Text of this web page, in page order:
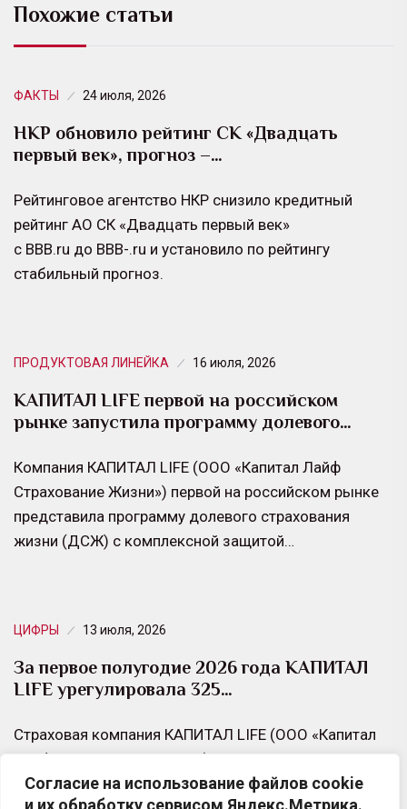
Согласие на использование файлов cookie
и их обработку сервисом Яндекс.Метрика.
Похожие статьи
ФАКТЫ 24 июля, 2026
НКР обновило рейтинг СК «Двадцать
первый век», прогноз –…
Рейтинговое агентство НКР снизило кредитный
рейтинг АО СК «Двадцать первый век»
с BBB.ru до BBB-.ru и установило по рейтингу
стабильный прогноз.
ПРОДУКТОВАЯ ЛИНЕЙКА 16 июля, 2026
КАПИТАЛ LIFE первой на российском
рынке запустила программу долевого…
Компания КАПИТАЛ LIFE (ООО «Капитал Лайф
Страхование Жизни») первой на российском рынке
представила программу долевого страхования
жизни (ДСЖ) с комплексной защитой…
ЦИФРЫ 13 июля, 2026
За первое полугодие 2026 года КАПИТАЛ
LIFE урегулировала 325…
Страховая компания КАПИТАЛ LIFE (ООО «Капитал
Лайф Страхование Жизни») за первое полугодие
2026 года урегулировала 325 тыс. страховых